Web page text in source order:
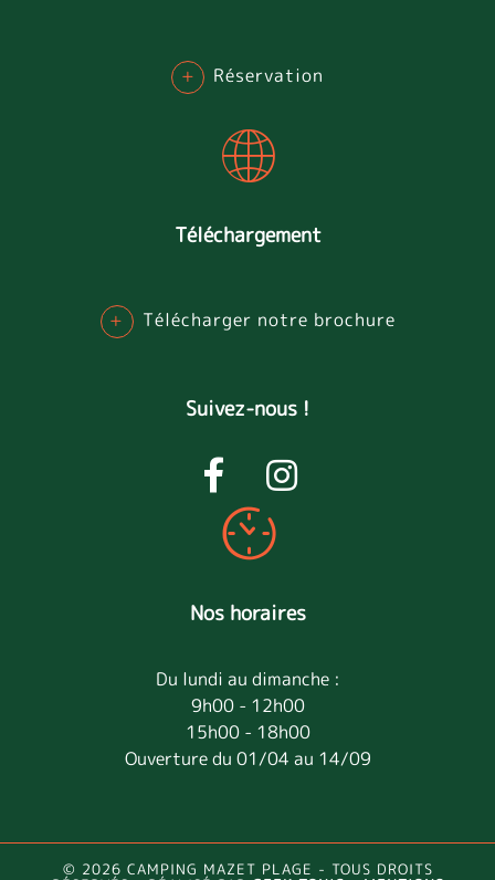
+ Réservation
Téléchargement
+ Télécharger notre brochure
Suivez-nous !
Nos horaires
Du lundi au dimanche :
9h00 - 12h00
15h00 - 18h00
Ouverture du 01/04 au 14/09
© 2026 CAMPING MAZET PLAGE - TOUS DROITS